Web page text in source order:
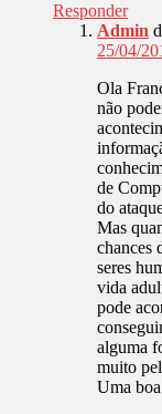
Responder
Admin
25/04/
Ola
não
de
do
Mas
chances
seres
vida
pode
alguma
muito
Uma